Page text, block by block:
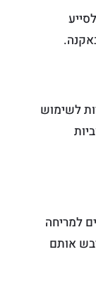
לשימוש
למריחה
אותם